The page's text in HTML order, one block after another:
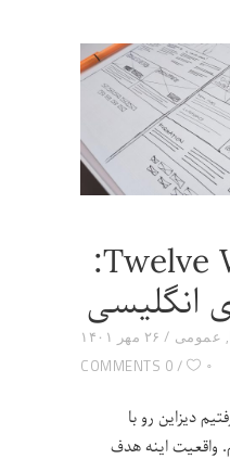
داستان Twelve Work:
انگلیسی
۲۶ مهر ۱۴۰۱ , عمومی
0 COMMENTS
۰
دیزاین رو با
اینه هدف